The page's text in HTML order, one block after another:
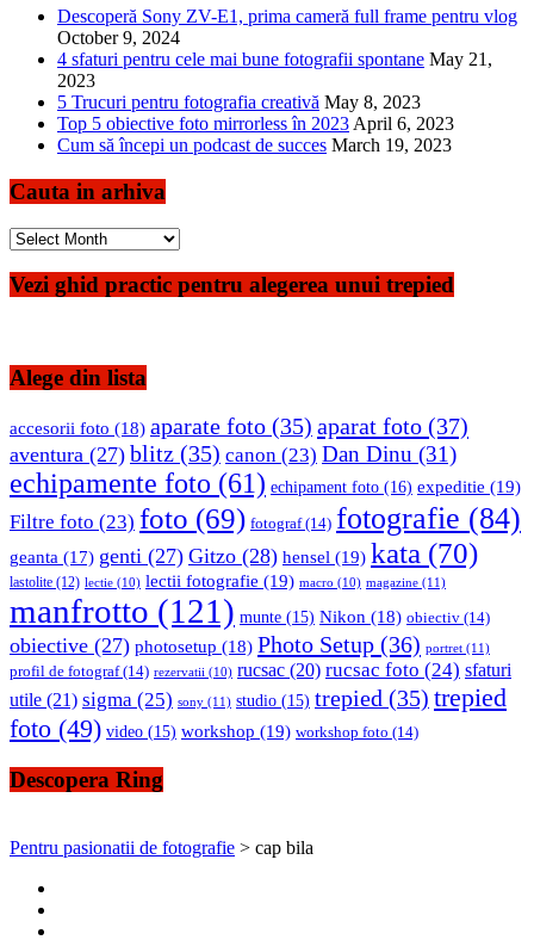
Descoperă Sony ZV-E1, prima cameră full frame pentru vlog
October 9, 2024
4 sfaturi pentru cele mai bune fotografii spontane May 21,
2023
5 Trucuri pentru fotografia creativă May 8, 2023
Top 5 obiective foto mirrorless în 2023 April 6, 2023
Cum să începi un podcast de succes March 19, 2023
Cauta in arhiva
Cauta
arhiva
Vezi ghid practic pentru alegerea unui trepied
Alege din lista
accesorii foto (18) aparate foto (35) aparat foto (37)
aventura (27) blitz (35) canon (23) Dan Dinu (31)
echipamente foto (61) echipament foto (16) expeditie (19)
Filtre foto (23) foto (69) fotograf(14) fotografie (84)
geanta (17) genti (27) Gitzo (28) hensel (19) kata (70)
lastolite (12) lectie (10) lectii fotografie (19) macro (10) magazine (11)
manfrotto (121) munte (15) Nikon (18) obiectiv (14)
obiective (27) photosetup (18) Photo Setup (36) portret (11)
profil de fotograf(14) rezervatii (10) rucsac (20) rucsac foto (24) sfaturi
utile (21) sigma (25) sony (11) studio (15) trepied (35) trepied
foto (49) video (15) workshop (19) workshop foto (14)
Descopera Ring
Pentru pasionatii de fotografie > cap bila